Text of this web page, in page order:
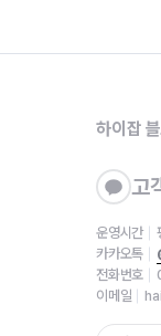
하이잡
고
운영시간
카카오톡
전화번호
이메일